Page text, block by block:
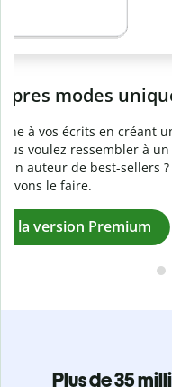
Prévenezle
Vérifiez que vos
logiciel anti-plagiat.
secondes et identifiez
Passez
Plus de 35